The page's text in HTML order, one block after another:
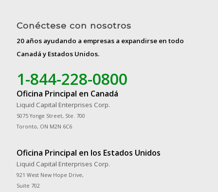
Conéctese con nosotros
20 años ayudando a empresas a expandirse en todo
Canadá y Estados Unidos.
1-844-228-0800
Oficina Principal en Canadá
Liquid Capital Enterprises Corp.
5075 Yonge Street, Ste. 700
Toronto, ON M2N 6C6
Oficina Principal en los Estados Unidos
Liquid Capital Enterprises Corp.
921 West New Hope Drive,
Suite 702